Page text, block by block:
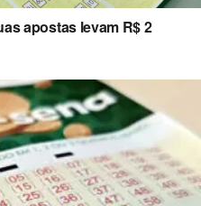
apostas levam R$ 2